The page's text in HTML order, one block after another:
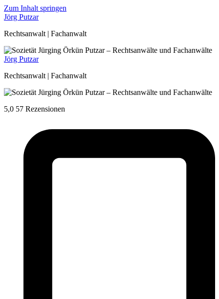
Zum Inhalt springen
Jörg Putzar
Rechtsanwalt | Fachanwalt
Jörg Putzar
Rechtsanwalt | Fachanwalt
5,0 57 Rezensionen